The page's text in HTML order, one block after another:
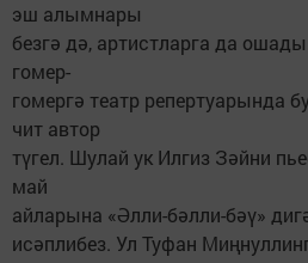
эш алымнары
безгә дә, артистларга да
гомер-
гомергә театр репертуарында
чит автор
түгел. Шулай ук Илгиз Зәйни
май
айларына «Әлли-бәлли-бәү»
исәплибез. Ул Туфан